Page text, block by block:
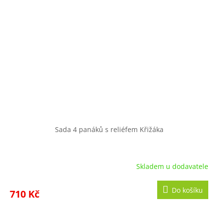
Sada 4 panáků s reliéfem Křižáka
Skladem u dodavatele
710 Kč Do košíku